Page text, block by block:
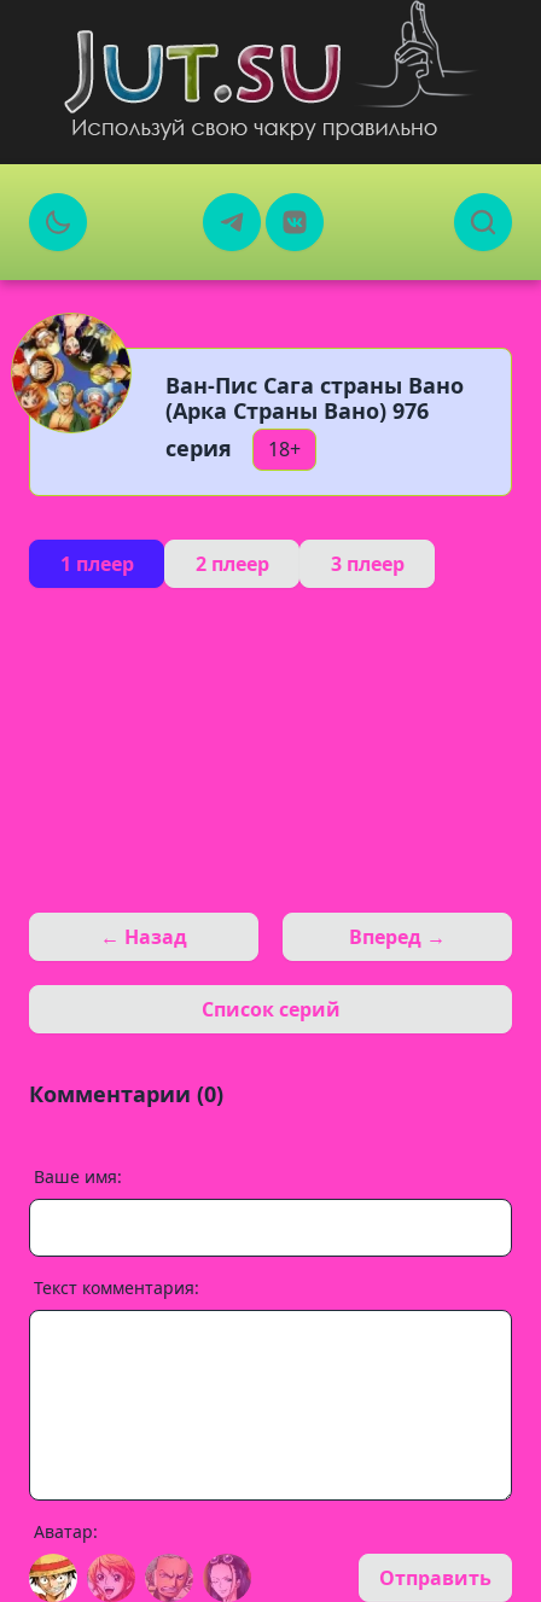
Ван-Пис Сага страны Вано
(Арка Страны Вано) 976
серия
18+
1 плеер 2 плеер 3 плеер
← Назад
Список серий
Вперед →
Комментарии (0)
Ваше имя:
Текст комментария:
Аватар:
Отправить